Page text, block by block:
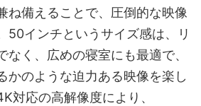
ね備えることで、圧倒的な映像
50インチというサイズ感は、リ
なく、広めの寝室にも最適で、
かのような迫力ある映像を楽し
対応の高解像度により、